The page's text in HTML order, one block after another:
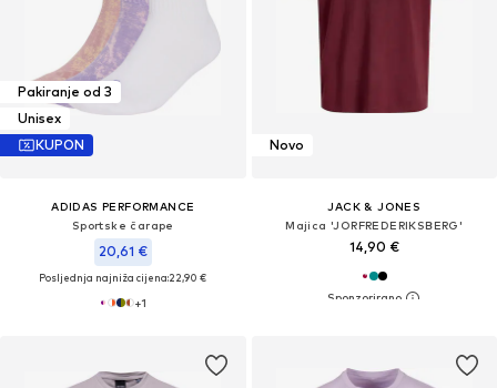
Pakiranje od 3
Unisex
KUPON
ADIDAS PERFORMANCE
Sportske čarape
20,61 €
Posljednja najniža cijena:22,90 €
+1
Novo
JACK & JONES
Majica 'JORFREDERIKSBERG'
14,90 €